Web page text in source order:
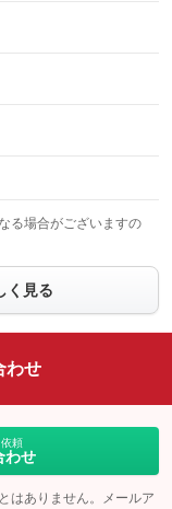
り
カメラ
り
し
ール
し
し
る場合がございますの
く見る
わせ
頼
わせ
はありません。メールア